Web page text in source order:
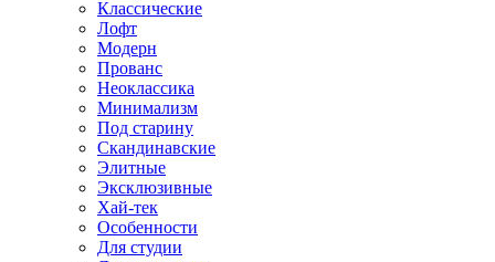
Классические
Лофт
Модерн
Прованс
Неоклассика
Минимализм
Под старину
Скандинавские
Элитные
Эксклюзивные
Хай-тек
Особенности
Для студии